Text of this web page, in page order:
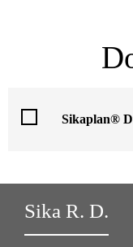
Sikaplan®
Sika R. D.